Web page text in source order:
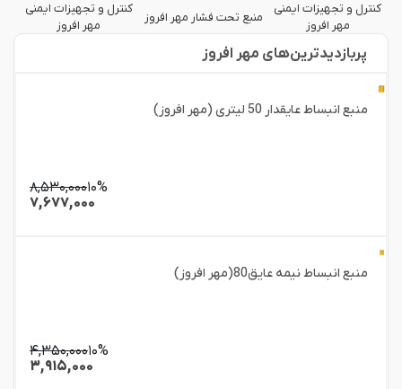
کنترل و تجهیزات ایمنی
مهر افروز
منبع تحت فشار مهر افروز
کنترل و تجهیزات ایمنی
مهر افروز
پربازدید‌ترین‌های مهر افروز
منبع انبساط عایقدار 50 لیتری (مهر افروز)
۸,۵۳۰,۰۰۰۱۰%
۷,۶۷۷,۰۰۰
منبع انبساط نیمه عایق80(مهر افروز)
۴,۳۵۰,۰۰۰۱۰%
۳,۹۱۵,۰۰۰